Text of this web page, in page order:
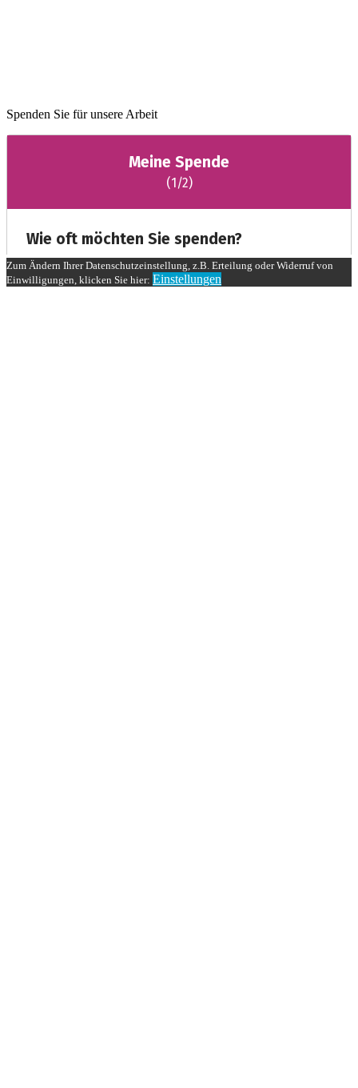
Spenden Sie für unsere Arbeit
Zum Ändern Ihrer Datenschutzeinstellung, z.B. Erteilung oder Widerruf von
Einwilligungen, klicken Sie hier: Einstellungen